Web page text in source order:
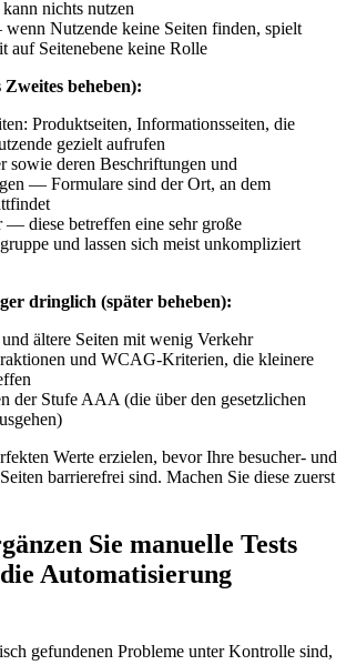
nichts nutzen
Nutzende keine Seiten finden, spielt
auf Seitenebene keine Rolle
beheben):
Produktseiten, Informationsseiten, die
gezielt aufrufen
sowie deren Beschriftungen und
— Formulare sind der Ort, an dem
— diese betreffen eine sehr große
und lassen sich meist unkompliziert
dringlich (später beheben):
ältere Seiten mit wenig Verkehr
und WCAG-Kriterien, die kleinere
der Stufe AAA (die über den gesetzlichen
Werte erzielen, bevor Ihre besucher- und
barrierefrei sind. Machen Sie diese zuerst
Sie manuelle Tests
Automatisierung
gefundenen Probleme unter Kontrolle sind,